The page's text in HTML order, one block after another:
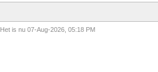
Het is nu 07-Aug-2026, 05:18 PM